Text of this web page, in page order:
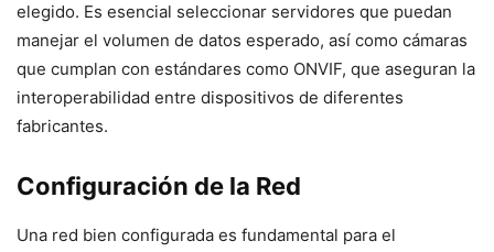
elegido. Es esencial seleccionar servidores que puedan
manejar el volumen de datos esperado, así como cámaras
que cumplan con estándares como ONVIF, que aseguran la
interoperabilidad entre dispositivos de diferentes
fabricantes.
Configuración de la Red
Una red bien configurada es fundamental para el